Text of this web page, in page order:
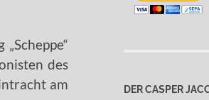
des
am
DER CASPER